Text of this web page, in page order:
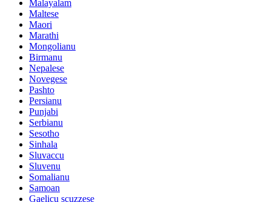
Malayalam
Maltese
Maori
Marathi
Mongolianu
Birmanu
Nepalese
Novegese
Pashto
Persianu
Punjabi
Serbianu
Sesotho
Sinhala
Sluvaccu
Sluvenu
Somalianu
Samoan
Gaelicu scuzzese